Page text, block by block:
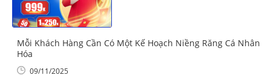
Mỗi Khách Hàng Cần Có Một Kế Hoạch Niềng Răng Cá Nhân
Hóa
09/11/2025